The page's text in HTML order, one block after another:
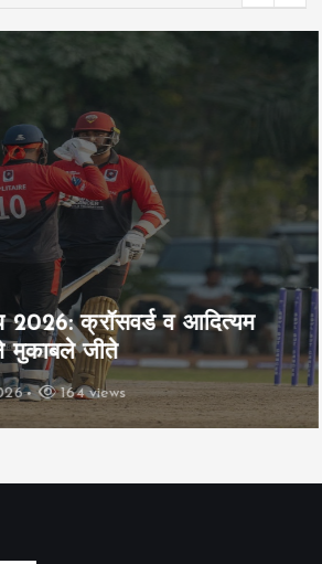
क्रॉसवर्ड व आदित्यम
जीते
164 views